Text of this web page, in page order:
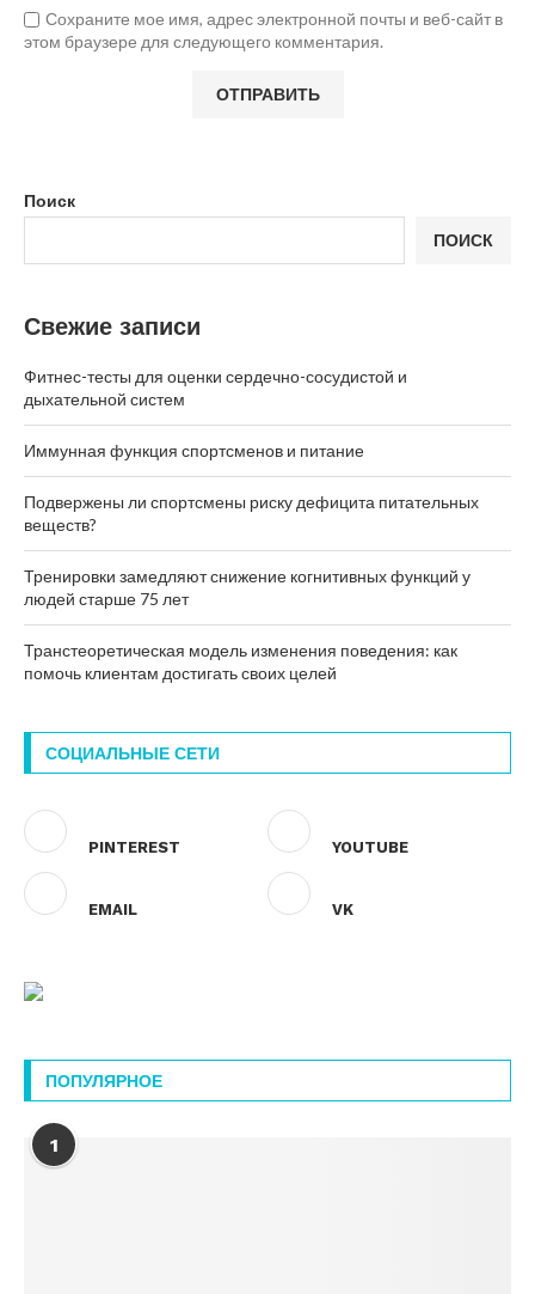
Сохраните мое имя, адрес электронной почты и веб-сайт в
этом браузере для следующего комментария.
Поиск
ПОИСК
Свежие записи
Фитнес-тесты для оценки сердечно-сосудистой и
дыхательной систем
Иммунная функция спортсменов и питание
Подвержены ли спортсмены риску дефицита питательных
веществ?
Тренировки замедляют снижение когнитивных функций у
людей старше 75 лет
Транстеоретическая модель изменения поведения: как
помочь клиентам достигать своих целей
СОЦИАЛЬНЫЕ СЕТИ
PINTEREST YOUTUBE
EMAIL VK
ПОПУЛЯРНОЕ
1